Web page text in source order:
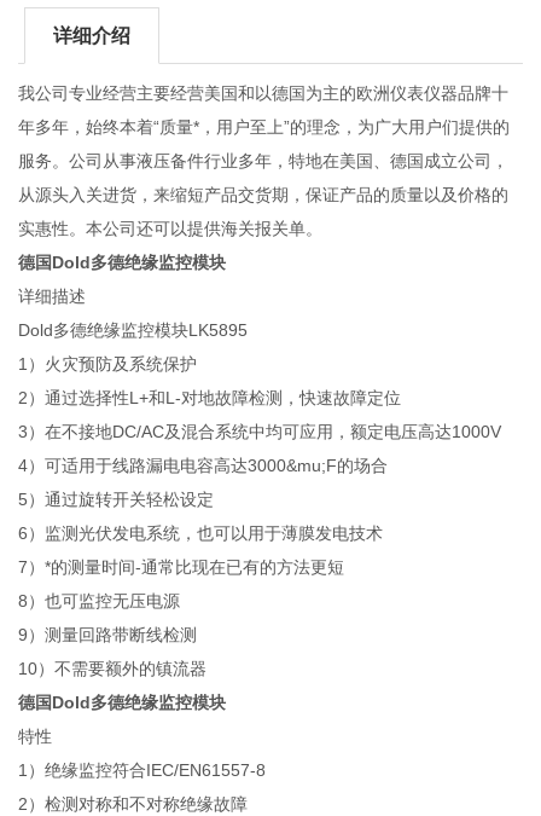
详细介绍
我公司专业经营主要经营美国和以德国为主的欧洲仪表仪器品牌十
年多年，始终本着“质量*，用户至上”的理念，为广大用户们提供的
服务。公司从事液压备件行业多年，特地在美国、德国成立公司，
从源头入关进货，来缩短产品交货期，保证产品的质量以及价格的
实惠性。本公司还可以提供海关报关单。
德国Dold多德绝缘监控模块
详细描述
Dold多德绝缘监控模块LK5895
1）火灾预防及系统保护
2）通过选择性L+和L-对地故障检测，快速故障定位
3）在不接地DC/AC及混合系统中均可应用，额定电压高达1000V
4）可适用于线路漏电电容高达3000&mu;F的场合
5）通过旋转开关轻松设定
6）监测光伏发电系统，也可以用于薄膜发电技术
7）*的测量时间-通常比现在已有的方法更短
8）也可监控无压电源
9）测量回路带断线检测
10）不需要额外的镇流器
德国Dold多德绝缘监控模块
特性
1）绝缘监控符合IEC/EN61557-8
2）检测对称和不对称绝缘故障